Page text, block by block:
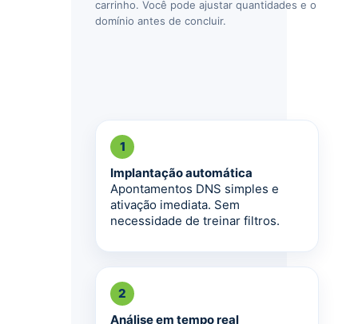
carrinho. Você pode ajustar quantidades e o
domínio antes de concluir.
1
Implantação automática
Apontamentos DNS simples e
ativação imediata. Sem
necessidade de treinar filtros.
2
Análise em tempo real